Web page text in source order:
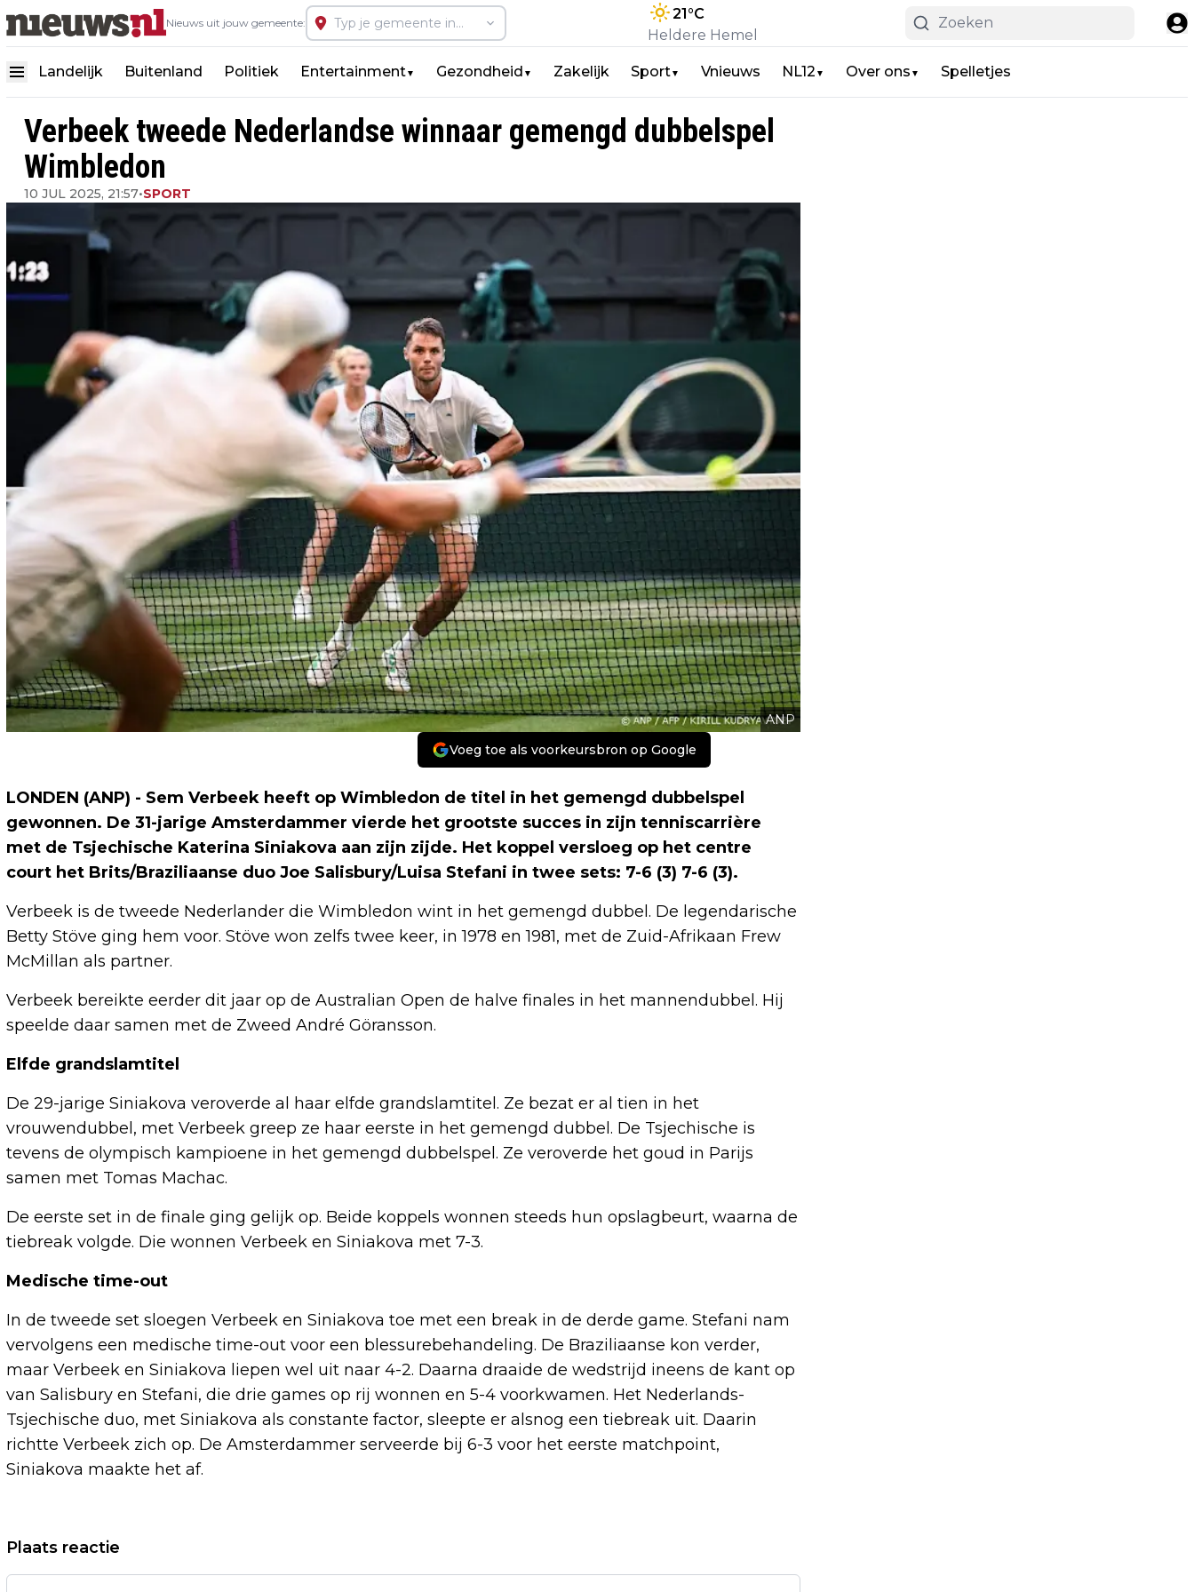
Nieuws uit jouw gemeente:
21°C
Heldere Hemel
Landelijk Buitenland Politiek Entertainment▼ Gezondheid ▼ Zakelijk Sport▼ Vnieuws NL12 ▼ Over ons ▼ Spelletjes
Verbeek tweede Nederlandse winnaar gemengd dubbelspel
Wimbledon
10 JUL 2025, 21:57•SPORT
ANP
Voeg toe als voorkeursbron op Google
LONDEN (ANP) - Sem Verbeek heeft op Wimbledon de titel in het gemengd dubbelspel
gewonnen. De 31-jarige Amsterdammer vierde het grootste succes in zijn tenniscarrière
met de Tsjechische Katerina Siniakova aan zijn zijde. Het koppel versloeg op het centre
court het Brits/Braziliaanse duo Joe Salisbury/Luisa Stefani in twee sets: 7-6 (3) 7-6 (3).
Verbeek is de tweede Nederlander die Wimbledon wint in het gemengd dubbel. De legendarische
Betty Stöve ging hem voor. Stöve won zelfs twee keer, in 1978 en 1981, met de Zuid-Afrikaan Frew
McMillan als partner.
Verbeek bereikte eerder dit jaar op de Australian Open de halve finales in het mannendubbel. Hij
speelde daar samen met de Zweed André Göransson.
Elfde grandslamtitel
De 29-jarige Siniakova veroverde al haar elfde grandslamtitel. Ze bezat er al tien in het
vrouwendubbel, met Verbeek greep ze haar eerste in het gemengd dubbel. De Tsjechische is
tevens de olympisch kampioene in het gemengd dubbelspel. Ze veroverde het goud in Parijs
samen met Tomas Machac.
De eerste set in de finale ging gelijk op. Beide koppels wonnen steeds hun opslagbeurt, waarna de
tiebreak volgde. Die wonnen Verbeek en Siniakova met 7-3.
Medische time-out
In de tweede set sloegen Verbeek en Siniakova toe met een break in de derde game. Stefani nam
vervolgens een medische time-out voor een blessurebehandeling. De Braziliaanse kon verder,
maar Verbeek en Siniakova liepen wel uit naar 4-2. Daarna draaide de wedstrijd ineens de kant op
van Salisbury en Stefani, die drie games op rij wonnen en 5-4 voorkwamen. Het Nederlands-
Tsjechische duo, met Siniakova als constante factor, sleepte er alsnog een tiebreak uit. Daarin
richtte Verbeek zich op. De Amsterdammer serveerde bij 6-3 voor het eerste matchpoint,
Siniakova maakte het af.
Vorig artikel
NEDERLANDER JOCHANAN SENF WORDT
RUIM 100 KILO COCAÏNE GEVONDEN BIJ
Plaats reactie